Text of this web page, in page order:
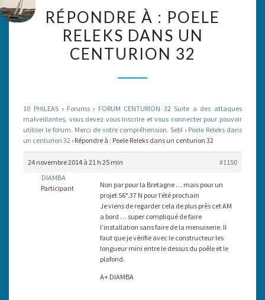
À :
POELE
RELEKS
32
RÉPONDRE À : POELE
RELEKS DANS UN
CENTURION 32
10 PHILEAS › Forums › FORUM CENTURION 32 Suite a des attaques
malveillantes, vous devez vous inscrire et vous connecter pour pouvoir
utiliser le forum. Merci de votre compréhension. Seb! › Poele Releks dans
un centurion 32 › Répondre à : Poele Releks dans un centurion 32
24 novembre 2014 à 21 h 25 min
#1150
DIAMBA
Participant
Non par pour la Bretagne … mais pour un
projet 56°.37 N pour l’été prochain
Je viens de regarder cela de plus près cet AM
a bord … super compliqué de faire
l’installation sans faire de la menuiserie. Il
faut que je vérifie avec le constructeur les
longueur mini entre le dessus du poêle et le
plafond.
A+ DIAMBA